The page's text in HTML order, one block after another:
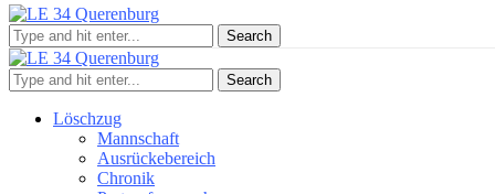
Search
Search
Löschzug
Mannschaft
Ausrückebereich
Chronik